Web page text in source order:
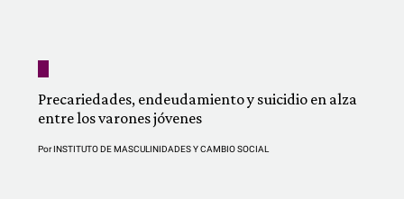
Precariedades, endeudamiento y suicidio en alza
entre los varones jóvenes
PorINSTITUTO DE MASCULINIDADES Y CAMBIO SOCIAL